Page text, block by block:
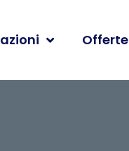
Offerte